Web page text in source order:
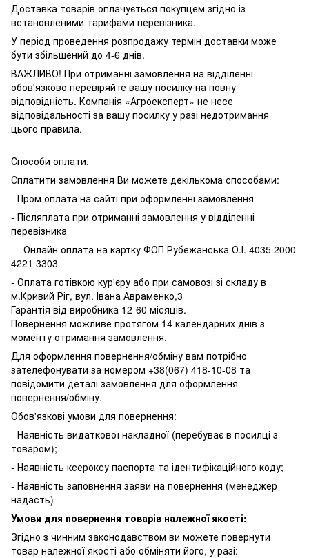
Доставка товарів оплачується покупцем згідно із
встановленими тарифами перевізника.
У період проведення розпродажу термін доставки може
бути збільшений до 4-6 днів.
ВАЖЛИВО! При отриманні замовлення на відділенні
обов'язково перевіряйте вашу посилку на повну
відповідність. Компанія «Агроексперт» не несе
відповідальності за вашу посилку у разі недотримання
цього правила.
Способи оплати.
Сплатити замовлення Ви можете декількома способами:
- Пром оплата на сайті при оформленні замовлення
- Післяплата при отриманні замовлення у відділенні
перевізника
— Онлайн оплата на картку ФОП Рубежанська О.І. 4035 2000
4221 3303
- Оплата готівкою кур'єру або при самовозі зі складу в
м.Кривий Ріг, вул. Івана Авраменко,3
Гарантія від виробника 12-60 місяців.
Повернення можливе протягом 14 календарних днів з
моменту отримання замовлення.
Для оформлення повернення/обміну вам потрібно
зателефонувати за номером +38(067) 418-10-08 та
повідомити деталі замовлення для оформлення
повернення/обміну.
Обов'язкові умови для повернення:
- Наявність видаткової накладної (перебуває в посилці з
товаром);
- Наявність ксероксу паспорта та ідентифікаційного коду;
- Наявність заповнення заяви на повернення (менеджер
надасть)
Умови для повернення товарів належної якості:
Згідно з чинним законодавством ви можете повернути
товар належної якості або обміняти його, у разі: